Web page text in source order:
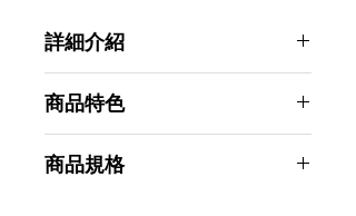
詳細介紹
商品特色
大屏顯示：簡潔的斷碼大字體顯示
商品規格